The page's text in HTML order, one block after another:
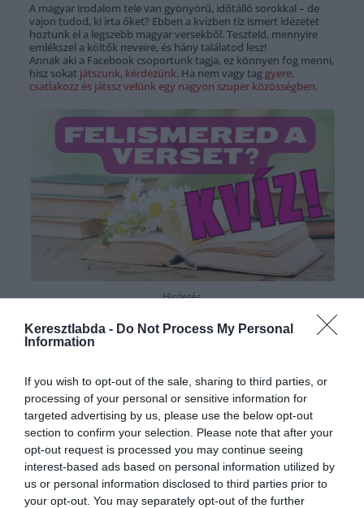
Keresztlabda - Do Not Process My Personal
Information
If you wish to opt-out of the sale, sharing to third parties, or
processing of your personal or sensitive information for
targeted advertising by us, please use the below opt-out
section to confirm your selection. Please note that after your
opt-out request is processed you may continue seeing
interest-based ads based on personal information utilized by
us or personal information disclosed to third parties prior to
your opt-out. You may separately opt-out of the further
A magyar irodalom tele van gyönyörű, időtálló sorokkal – de
vajon tudod, ki írta őket? Ebben a kvízben tíz ismert idézetet
hoztunk el a legszebb magyar versekből. Teszteld, mennyire
emlékszel a költők neveire, és hány találatod lesz!
Annak aki a Facebook csoportunk tagja, ez könnyen fog menni,
hisz sokat játszunk, kérdezünk. Ha nem vagy tag gyere,
csatlakozz és játssz velünk egy nagyon szuper közösségben.
Hirdetés